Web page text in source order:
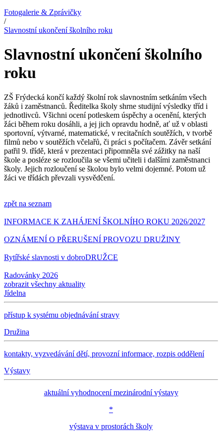
Fotogalerie & Zprávičky
/
Slavnostní ukončení školního roku
Slavnostní ukončení školního
roku
ZŠ Frýdecká končí každý školní rok slavnostním setkáním všech
žáků i zaměstnanců. Ředitelka školy shrne studijní výsledky tříd i
jednotlivců. Všichni ocení potleskem úspěchy a ocenění, kterých
žáci během roku dosáhli, a jej jich opravdu hodně, ať už v oblasti
sportovní, výtvarné, matematické, v recitačních soutěžích, v tvorbě
filmů nebo v soutěžích včelařů, či práci s počítačem. Závěr setkání
patřil 9. třídě, která v prezentaci připomněla své zážitky na naší
škole a posléze se rozloučila se všemi učiteli i dalšími zaměstnanci
školy. Jejich rozloučení se školou bylo velmi dojemné. Potom už
žáci ve třídách převzali vysvědčení.
zpět na seznam
INFORMACE K ZAHÁJENÍ ŠKOLNÍHO ROKU 2026/2027
OZNÁMENÍ O PŘERUŠENÍ PROVOZU DRUŽINY
Rytířské slavnosti v dobroDRUŽCE
Radovánky 2026
zobrazit všechny aktuality
Jídelna
přístup k systému objednávání stravy
Družina
kontakty, vyzvedávání dětí, provozní informace, rozpis oddělení
Výstavy
aktuální vyhodnocení mezinárodní výstavy
*
výstava v prostorách školy